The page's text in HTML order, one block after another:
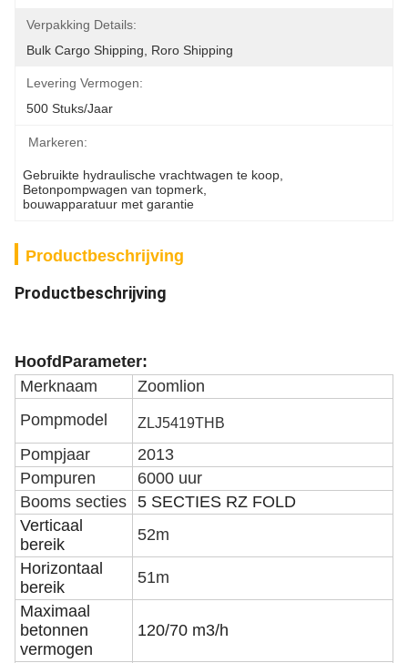
Verpakking Details:
Bulk Cargo Shipping, Roro Shipping
Levering Vermogen:
500 Stuks/jaar
Markeren:
Gebruikte hydraulische vrachtwagen te koop
Betonpompwagen van topmerk
bouwapparatuur met garantie
Productbeschrijving
Productbeschrijving
Hoofd Parameter:
Merknaam
Zoomlion
Pompmodel
ZLJ5419THB
Pompjaar
2013
Pompuren
6000 uur
Booms secties 5 SECTIES RZ FOLD
Verticaal
bereik
52m
Horizontaal
bereik
51m
Maximaal
betonnen
vermogen
120/70 m3/h